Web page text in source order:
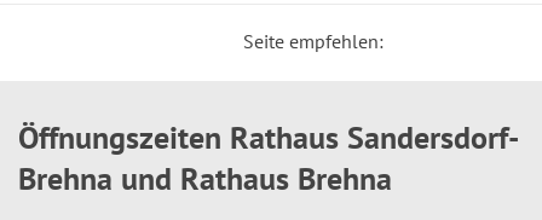
Seite empfehlen:
Öffnungszeiten Rathaus Sandersdorf-
Brehna und Rathaus Brehna